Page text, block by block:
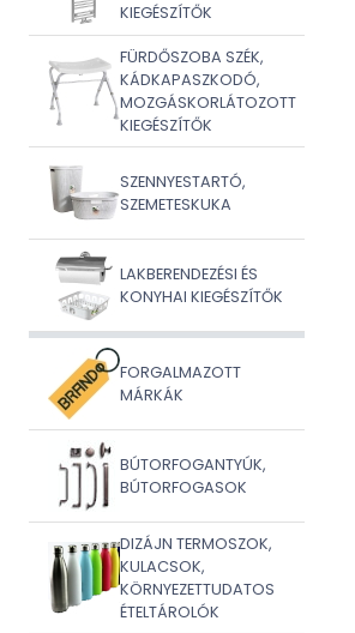
KIEGÉSZÍTŐK
FÜRDŐSZOBA SZÉK,
KÁDKAPASZKODÓ,
MOZGÁSKORLÁTOZOTT
KIEGÉSZÍTŐK
SZENNYESTARTÓ,
SZEMETESKUKA
LAKBERENDEZÉSI ÉS
KONYHAI KIEGÉSZÍTŐK
FORGALMAZOTT
MÁRKÁK
BÚTORFOGANTYÚK,
BÚTORFOGASOK
DIZÁJN TERMOSZOK,
KULACSOK,
KÖRNYEZETTUDATOS
ÉTELTÁROLÓK